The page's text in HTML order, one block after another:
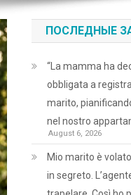
ПОСЛЕДНЫЕ
“La mamma ha
obbligata a
marito,
nel nostro
August 6, 2026
Mio marito è
in segreto.